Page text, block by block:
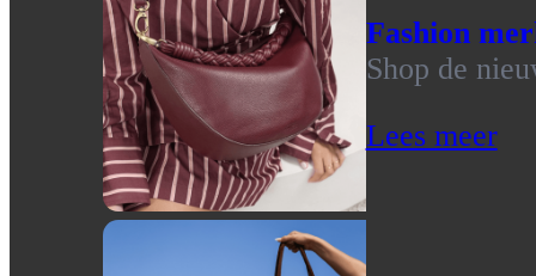
Fashion
Shop de
Lees meer